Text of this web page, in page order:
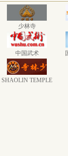
少林寺
中国武术
SHAOLIN TEMPLE